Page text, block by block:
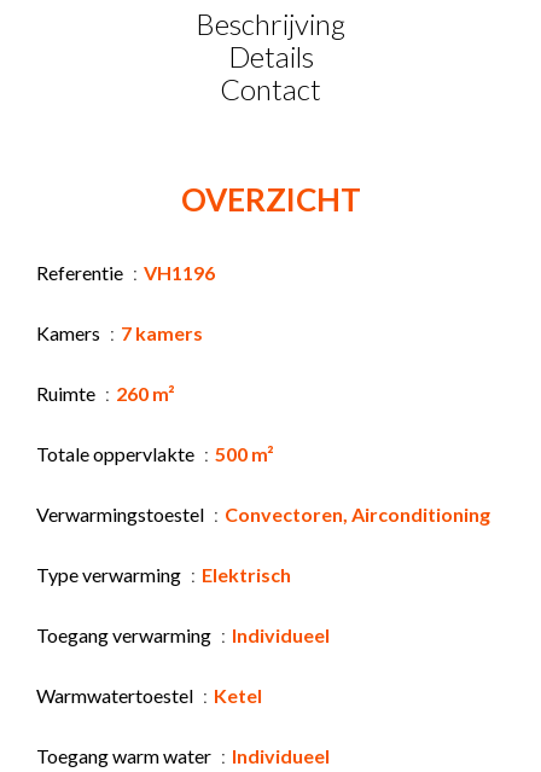
Beschrijving
Details
Contact
OVERZICHT
Referentie VH1196
Kamers 7 kamers
Ruimte 260 m²
Totale oppervlakte 500 m²
Verwarmingstoestel Convectoren, Airconditioning
Type verwarming Elektrisch
Toegang verwarming Individueel
Warmwatertoestel Ketel
Toegang warm water Individueel